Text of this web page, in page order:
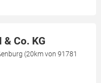
& Co. KG
(20km von 91781